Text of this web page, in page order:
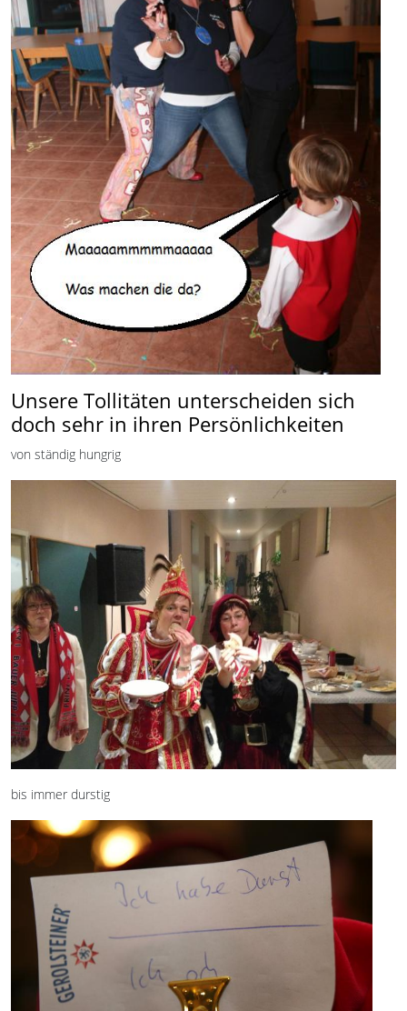
Unsere Tollitäten unterscheiden sich
doch sehr in ihren Persönlichkeiten
von ständig hungrig
bis immer durstig